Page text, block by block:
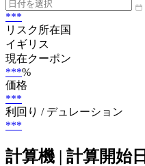
***
リスク所在国
イギリス
現在クーポン
***%
価格
***
利回り / デュレーション
***
計算機 | 計算開始日